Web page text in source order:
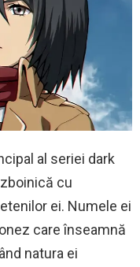
al seriei dark
cu
ei. Numele ei
care înseamnă
natura ei